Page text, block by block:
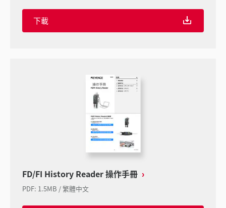
下載
FD/FI History Reader 操作手冊
PDF: 1.5MB /繁體中文